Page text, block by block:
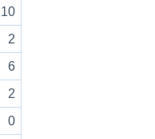
10
2
6
2
0